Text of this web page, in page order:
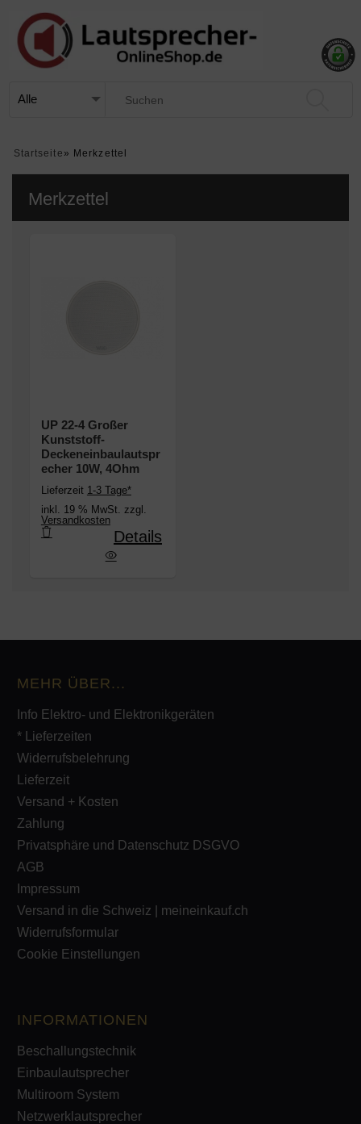
Startseite » Merkzettel
Merkzettel
UP 22-4 Großer
Kunststoff-
Deckeneinbaulautspr
echer 10W, 4Ohm
Lieferzeit 1-3 Tage*
inkl. 19 % MwSt. zzgl.
Versandkosten
Deckeneinbaulautsprecher 10W, 4Ohm
Details
MEHR ÜBER...
Info Elektro- und Elektronikgeräten
* Lieferzeiten
Widerrufsbelehrung
Lieferzeit
Versand + Kosten
Zahlung
Privatsphäre und Datenschutz DSGVO
AGB
Impressum
Versand in die Schweiz | meineinkauf.ch
Widerrufsformular
Cookie Einstellungen
INFORMATIONEN
Beschallungstechnik
Einbaulautsprecher
Multiroom System
Netzwerklautsprecher